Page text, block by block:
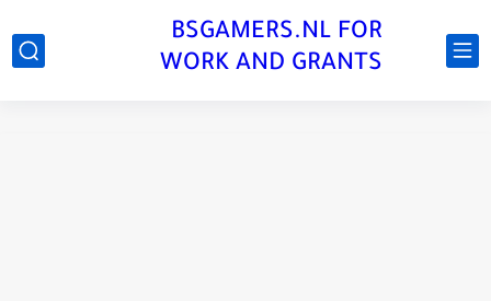
BSGAMERS.NL FOR
WORK AND GRANTS